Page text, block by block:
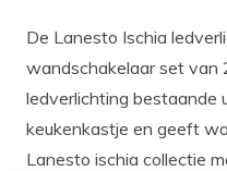
De Lanesto Ischia
wandschakelaar set van
ledverlichting bestaande
keukenkastje en geeft
Lanesto ischia collectie